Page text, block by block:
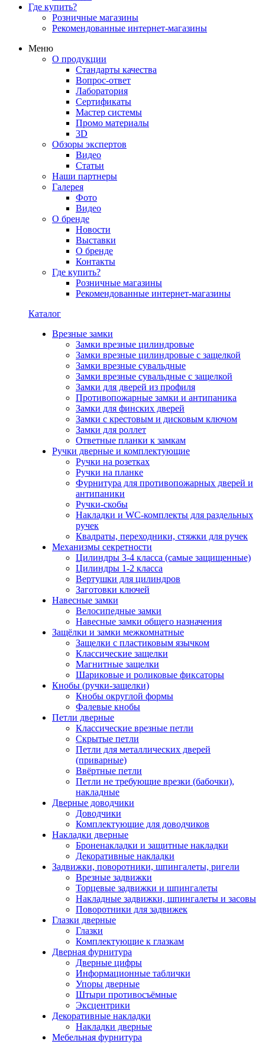
Где купить?
Розничные магазины
Рекомендованные интернет-магазины
Меню
О продукции
Стандарты качества
Вопрос-ответ
Лаборатория
Сертификаты
Мастер системы
Промо материалы
3D
Обзоры экспертов
Видео
Статьи
Наши партнеры
Галерея
Фото
Видео
О бренде
Новости
Выставки
О бренде
Контакты
Где купить?
Розничные магазины
Рекомендованные интернет-магазины
Каталог
Врезные замки
Замки врезные цилиндровые
Замки врезные цилиндровые с защелкой
Замки врезные сувальдные
Замки врезные сувальдные с защелкой
Замки для дверей из профиля
Противопожарные замки и антипаника
Замки для финских дверей
Замки с крестовым и дисковым ключом
Замки для роллет
Ответные планки к замкам
Ручки дверные и комплектующие
Ручки на розетках
Ручки на планке
Фурнитура для противопожарных дверей и
антипаники
Ручки-скобы
Накладки и WC-комплекты для раздельных
ручек
Квадраты, переходники, стяжки для ручек
Механизмы секретности
Цилиндры 3-4 класса (самые защищенные)
Цилиндры 1-2 класса
Вертушки для цилиндров
Заготовки ключей
Навесные замки
Велосипедные замки
Навесные замки общего назначения
Защёлки и замки межкомнатные
Защелки с пластиковым язычком
Классические защелки
Магнитные защелки
Шариковые и роликовые фиксаторы
Кнобы (ручки-защелки)
Кнобы округлой формы
Фалевые кнобы
Петли дверные
Классические врезные петли
Скрытые петли
Петли для металлических дверей
(приварные)
Ввёртные петли
Петли не требующие врезки (бабочки),
накладные
Дверные доводчики
Доводчики
Комплектующие для доводчиков
Накладки дверные
Броненакладки и защитные накладки
Декоративные накладки
Задвижки, поворотники, шпингалеты, ригели
Врезные задвижки
Торцевые задвижки и шпингалеты
Накладные задвижки, шпингалеты и засовы
Поворотники для задвижек
Глазки дверные
Глазки
Комплектующие к глазкам
Дверная фурнитура
Дверные цифры
Информационные таблички
Упоры дверные
Штыри противосъёмные
Эксцентрики
Декоративные накладки
Накладки дверные
Мебельная фурнитура